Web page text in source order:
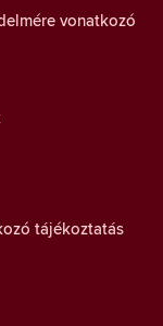
vonatkozó
tájékoztatás